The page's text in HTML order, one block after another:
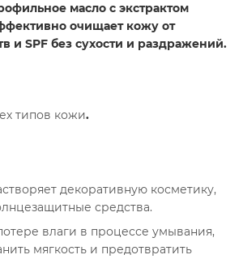
масло с экстрактом
очищает кожу от
и SPF без сухости и раздражений.
типов кожи.
декоративную косметику,
средства.
влаги в процессе умывания,
мягкость и предотвратить